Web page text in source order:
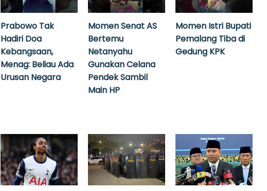
Prabowo Tak
Hadiri Doa
Kebangsaan,
Menag: Beliau Ada
Urusan Negara
Momen Senat AS
Bertemu
Netanyahu
Gunakan Celana
Pendek Sambil
Main HP
Momen Istri Bupati
Pemalang Tiba di
Gedung KPK